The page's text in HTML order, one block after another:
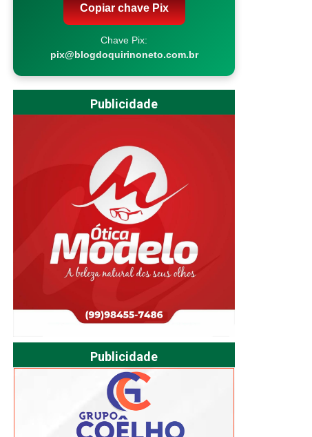
Copiar chave Pix
Chave Pix:
pix@blogdoquirinoneto.com.br
Publicidade
Publicidade